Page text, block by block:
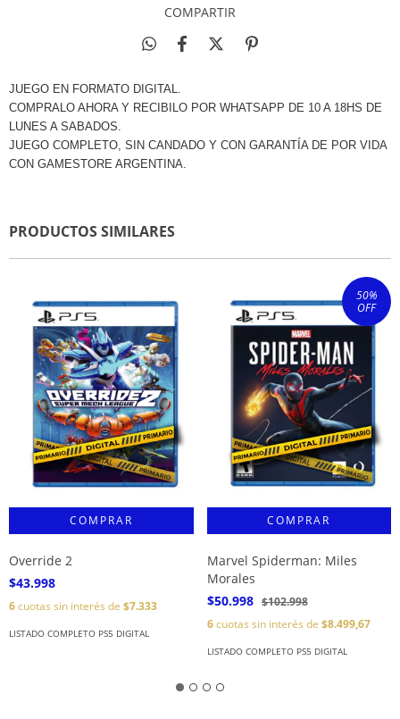
COMPARTIR
JUEGO EN FORMATO DIGITAL.
COMPRALO AHORA Y RECIBILO POR WHATSAPP DE 10 A 18HS DE
LUNES A SABADOS.
JUEGO COMPLETO, SIN CANDADO Y CON GARANTÍA DE POR VIDA
CON GAMESTORE ARGENTINA.
PRODUCTOS SIMILARES
Override 2
$43.998
6cuotas sin interés de $7.333
LISTADO COMPLETO PS5 DIGITAL
50%
OFF
Marvel Spiderman: Miles
Morales
$50.998 $102.998
6cuotas sin interés de $8.499,67
LISTADO COMPLETO PS5 DIGITAL